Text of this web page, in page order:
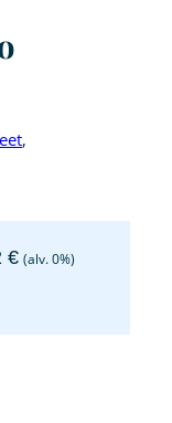
€ (alv. 0%)
,